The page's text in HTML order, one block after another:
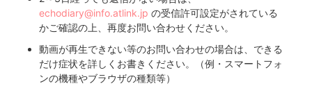
echodiary@info.atlink.jp の受信許可設定がされている
かご確認の上、再度お問い合わせください。
動画が再生できない等のお問い合わせの場合は、できる
だけ症状を詳しくお書きください。（例・スマートフォ
ンの機種やブラウザの種類等）